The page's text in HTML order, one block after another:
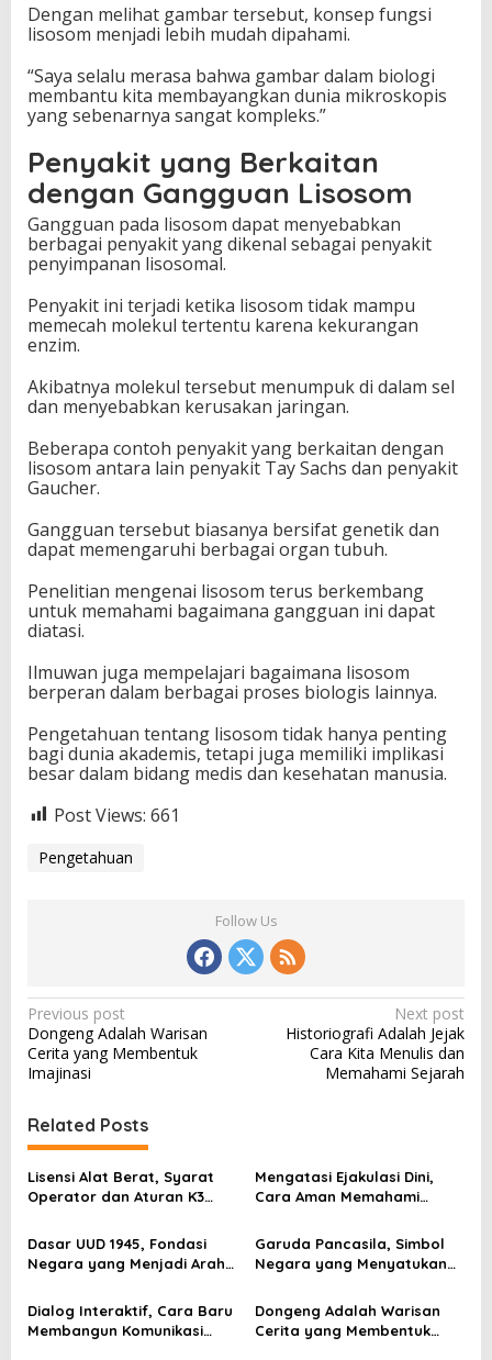
Dengan melihat gambar tersebut, konsep fungsi
lisosom menjadi lebih mudah dipahami.
“Saya selalu merasa bahwa gambar dalam biologi
membantu kita membayangkan dunia mikroskopis
yang sebenarnya sangat kompleks.”
Penyakit yang Berkaitan
dengan Gangguan Lisosom
Gangguan pada lisosom dapat menyebabkan
berbagai penyakit yang dikenal sebagai penyakit
penyimpanan lisosomal.
Penyakit ini terjadi ketika lisosom tidak mampu
memecah molekul tertentu karena kekurangan
enzim.
Akibatnya molekul tersebut menumpuk di dalam sel
dan menyebabkan kerusakan jaringan.
Beberapa contoh penyakit yang berkaitan dengan
lisosom antara lain penyakit Tay Sachs dan penyakit
Gaucher.
Gangguan tersebut biasanya bersifat genetik dan
dapat memengaruhi berbagai organ tubuh.
Penelitian mengenai lisosom terus berkembang
untuk memahami bagaimana gangguan ini dapat
diatasi.
Ilmuwan juga mempelajari bagaimana lisosom
berperan dalam berbagai proses biologis lainnya.
Pengetahuan tentang lisosom tidak hanya penting
bagi dunia akademis, tetapi juga memiliki implikasi
besar dalam bidang medis dan kesehatan manusia.
Post Views: 661
Pengetahuan
Follow Us
P
o
s
t
n
a
v
i
g
t
Previous post
Dongeng Adalah Warisan
Cerita yang Membentuk
Imajinasi
Next post
Historiografi Adalah Jejak
Cara Kita Menulis dan
Memahami Sejarah
Related Posts
Lisensi Alat Berat, Syarat
Operator dan Aturan K3
Mengatasi Ejakulasi Dini,
Cara Aman Memahami
Penanganannya
Dasar UUD 1945, Fondasi
Negara yang Menjadi Arah
Garuda Pancasila, Simbol
Negara yang Menyatukan
Dialog Interaktif, Cara Baru
Membangun Komunikasi
Dongeng Adalah Warisan
Cerita yang Membentuk